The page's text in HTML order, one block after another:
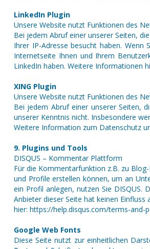
LinkedIn Plugin
Unsere Website nutzt Funktionen des
Bei jedem Abruf einer unserer Seiten,
Ihrer IP-Adresse besucht haben.
Internetseite Ihnen und Ihrem
LinkedIn haben. Weitere Informationen
XING Plugin
Unsere Website nutzt Funktionen des
Bei jedem Abruf einer unserer Seiten,
unserer Kenntnis nicht. Insbesondere
Weitere Information zum Datenschutz
9. Plugins und Tools
DISQUS – Kommentar Plattform
Für die Kommentarfunktion z.B. zu
und Profile erstellen können, um an
ein Profil anlegen, nutzen Sie DISQUS.
Anbieter dieser Seite hat keinen
hier: https://help.disqus.com/terms-and-
Google Web Fonts
Diese Seite nutzt zur einheitlichen